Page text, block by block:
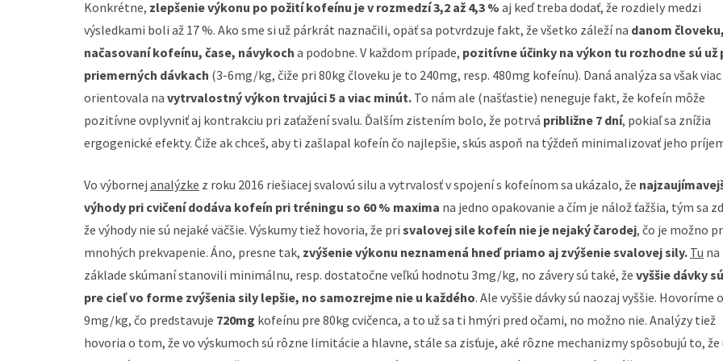
Konkrétne, zlepšenie výkonu po požití kofeínu je v rozmedzí 3,2 až 4,3 % aj keď treba dodať, že rozdiely medzi
výsledkami boli až 17 %. Ako sme si už párkrát naznačili, opäť sa potvrdzuje fakt, že všetko záleží na danom človeku,
načasovaní kofeínu, čase, návykoch a podobne. V každom prípade, pozitívne účinky na výkon tu rozhodne sú už
priemerných dávkach (3-6mg/kg, čiže pri 80kg človeku je to 240mg, resp. 480mg kofeínu). Daná analýza sa však viac
orientovala na vytrvalostný výkon trvajúci 5 a viac minút. To nám ale (našťastie) neneguje fakt, že kofeín môže
pozitívne ovplyvniť aj kontrakciu pri zaťažení svalu. Ďalším zistením bolo, že potrvá približne 7 dní, pokiaľ sa znížia
ergogenické efekty. Čiže ak chceš, aby ti zašlapal kofeín čo najlepšie, skús aspoň na týždeň minimalizovať jeho
Vo výbornej analýzke z roku 2016 riešiacej svalovú silu a vytrvalosť v spojení s kofeínom sa ukázalo, že
výhody pri cvičení dodáva kofeín pri tréningu so 60 % maxima na jedno opakovanie a čím je nálož ťažšia, tým sa
že výhody nie sú nejaké väčšie. Výskumy tiež hovoria, že pri svalovej sile kofeín nie je nejaký čarodej, čo je možno
mnohých prekvapenie. Áno, presne tak, zvýšenie výkonu neznamená hneď priamo aj zvýšenie svalovej sily. Tu na
základe skúmaní stanovili minimálnu, resp. dostatočne veľkú hodnotu 3mg/kg, no závery sú také, že vyššie dávky sú
pre cieľ vo forme zvýšenia sily lepšie, no samozrejme nie u každého. Ale vyššie dávky sú naozaj vyššie. Hovoríme o
9mg/kg, čo predstavuje 720mg kofeínu pre 80kg cvičenca, a to už sa ti hmýri pred očami, no možno nie. Analýzy tiež
hovoria o tom, že vo výskumoch sú rôzne limitácie a hlavne, stále sa zisťuje, aké rôzne mechanizmy spôsobujú to, že